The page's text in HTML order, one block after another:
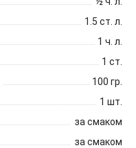
1.5 ст. л.
1 ч. л.
1 ст.
100 гр.
1 шт.
за смаком
за смаком